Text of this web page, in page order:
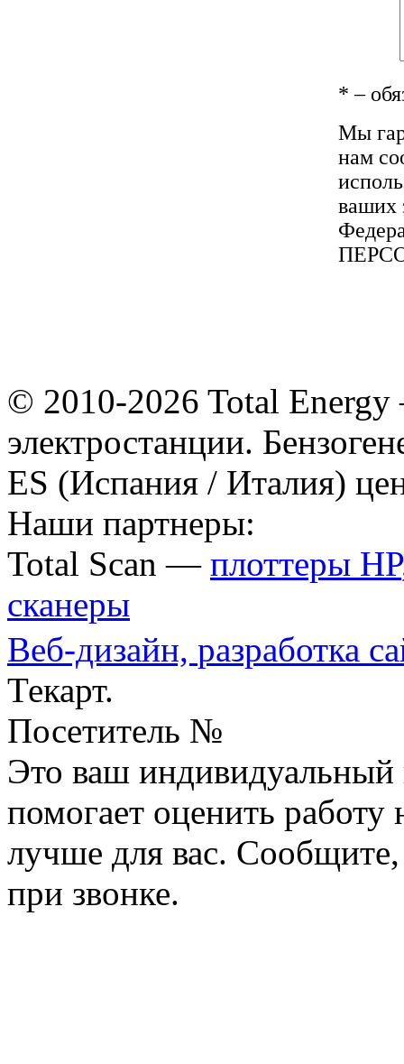
* –
Мы
нам
ваших
© 2010-2026 Total
электростанции.
ES (Испания / Италия)
Наши партнеры:
Total Scan — плоттеры HP
сканеры
Веб-дизайн, разработка
Текарт.
Посетитель №
Это ваш
помогает оценить работу
лучше для вас.
при звонке.